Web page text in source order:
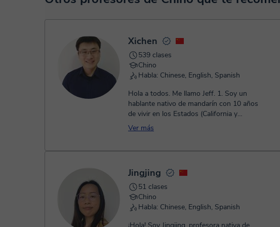
TPV virtual. Tienes dos opciones para efectuar el pago:
Una vez realices el pago de la clase, recibirás un email de confirmación de la
Xichen
539 clases
Chino
Habla: Chinese, English, Spanish
Hola a todos. Me llamo Jeff. 1. Soy un
hablante nativo de mandarín con 10 años
de vivir en los Estados (California y
Oregón). Asistí a la universidad...
Ver más
Jingjing
51 clases
Chino
Habla: Chinese, English, Spanish